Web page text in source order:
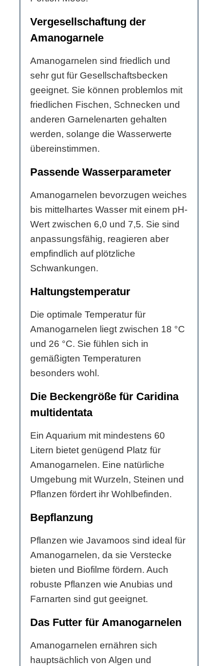
Vergesellschaftung der
Amanogarnele
Amanogarnelen sind friedlich und
sehr gut für Gesellschaftsbecken
geeignet. Sie können problemlos mit
friedlichen Fischen, Schnecken und
anderen Garnelenarten gehalten
werden, solange die Wasserwerte
übereinstimmen.
Passende Wasserparameter
Amanogarnelen bevorzugen weiches
bis mittelhartes Wasser mit einem pH-
Wert zwischen 6,0 und 7,5. Sie sind
anpassungsfähig, reagieren aber
empfindlich auf plötzliche
Schwankungen.
Haltungstemperatur
Die optimale Temperatur für
Amanogarnelen liegt zwischen 18 °C
und 26 °C. Sie fühlen sich in
gemäßigten Temperaturen
besonders wohl.
Die Beckengröße für Caridina
multidentata
Ein Aquarium mit mindestens 60
Litern bietet genügend Platz für
Amanogarnelen. Eine natürliche
Umgebung mit Wurzeln, Steinen und
Pflanzen fördert ihr Wohlbefinden.
Bepflanzung
Pflanzen wie Javamoos sind ideal für
Amanogarnelen, da sie Verstecke
bieten und Biofilme fördern. Auch
robuste Pflanzen wie Anubias und
Farnarten sind gut geeignet.
Das Futter für Amanogarnelen
Amanogarnelen ernähren sich
hauptsächlich von Algen und